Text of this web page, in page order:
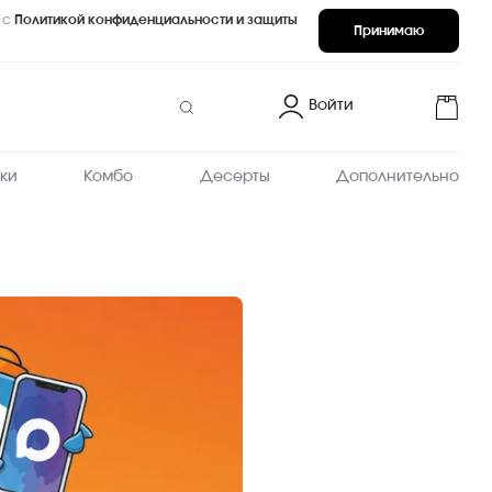
Принимаю
с Политикой конфиденциальности и защиты
Войти
Комбо Десерты Дополнительно